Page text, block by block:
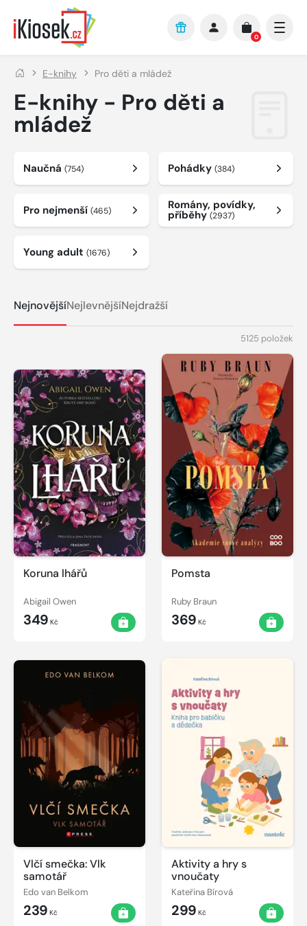
Přejít na hlavní obsah
0
E-knihy Pro děti a mládež
E-knihy - Pro děti a
mládež
Naučná (754) Pohádky (384)
Pro nejmenší (465) Romány, povídky,
příběhy (2937)
Young adult (1676)
NejnovějšíNejlevnějšíNejdražší
5125 položek
Koruna lhářů
Abigail Owen
349 Kč
Pomsta
Ruby Braun
369 Kč
Vlčí smečka: Vlk
samotář
Edo van Belkom
239 Kč
Aktivity a hry s
vnoučaty
Kateřina Bírová
299 Kč